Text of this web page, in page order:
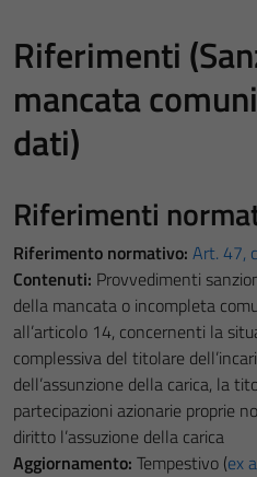
Riferimenti
mancata
dati)
Riferimenti
Riferimento normativo: Art. 47,
Contenuti: Provvedimenti
della mancata o incompleta
all’articolo 14, concernenti la
complessiva del titolare
dell’assunzione della carica, la
partecipazioni azionarie proprie
diritto l’assuzione della carica
Aggiornamento: Tempestivo (ex